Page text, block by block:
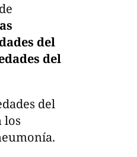
del
del
del
los